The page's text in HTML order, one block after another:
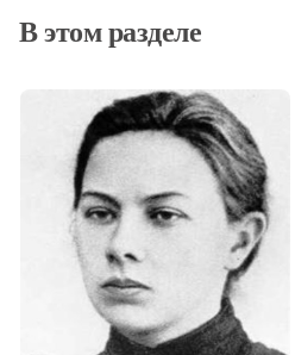
В этом разделе